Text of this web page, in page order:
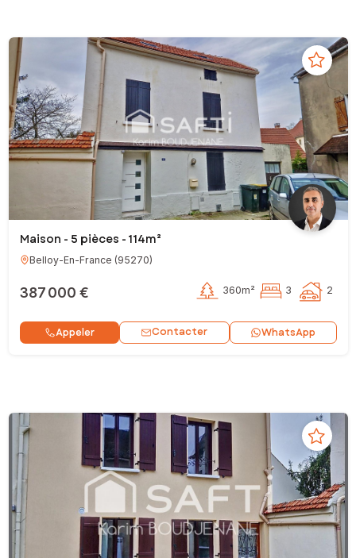
Maison - 5 pièces - 114m²
Belloy-En-France (95270)
387 000 € 360m² 3 2
Appeler Contacter WhatsApp